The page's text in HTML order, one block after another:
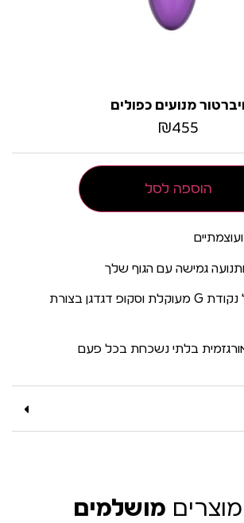
ויברטור מנועים כפולים
₪455
הוספה לסל
גמישה עם הגוף שלך
קצה דיוק מודגש של נקודת G מעוקלת וסקופ דגדגן בצורת
מושלמים